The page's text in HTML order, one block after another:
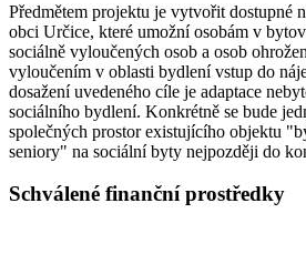
Předmětem projektu je vytvořit dostupné
obci Určice, které umožní osobám v
sociálně vyloučených osob a osob
vyloučením v oblasti bydlení vstup do
dosažení uvedeného cíle je adaptace
sociálního bydlení. Konkrétně se bude
společných prostor existujícího objektu
seniory" na sociální byty nejpozději do
Schválené finanční prostředky